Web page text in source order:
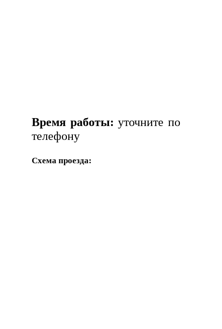
Время работы: уточните по
телефону
Схема проезда: